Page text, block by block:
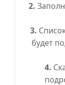
2.
3.
будет
4.